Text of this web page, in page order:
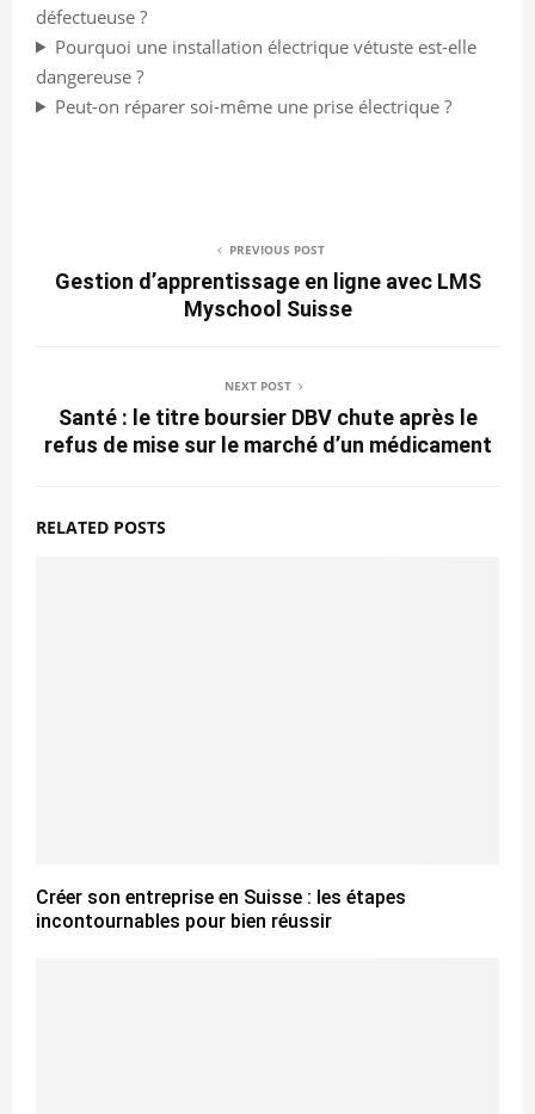
défectueuse ?
Pourquoi une installation électrique vétuste est-elle
dangereuse ?
Peut-on réparer soi-même une prise électrique ?
PREVIOUS POST
Gestion d’apprentissage en ligne avec LMS
Myschool Suisse
NEXT POST
Santé : le titre boursier DBV chute après le
refus de mise sur le marché d’un médicament
RELATED POSTS
Créer son entreprise en Suisse : les étapes
incontournables pour bien réussir